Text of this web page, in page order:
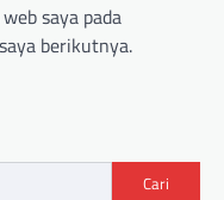
saya pada
berikutnya.
Cari